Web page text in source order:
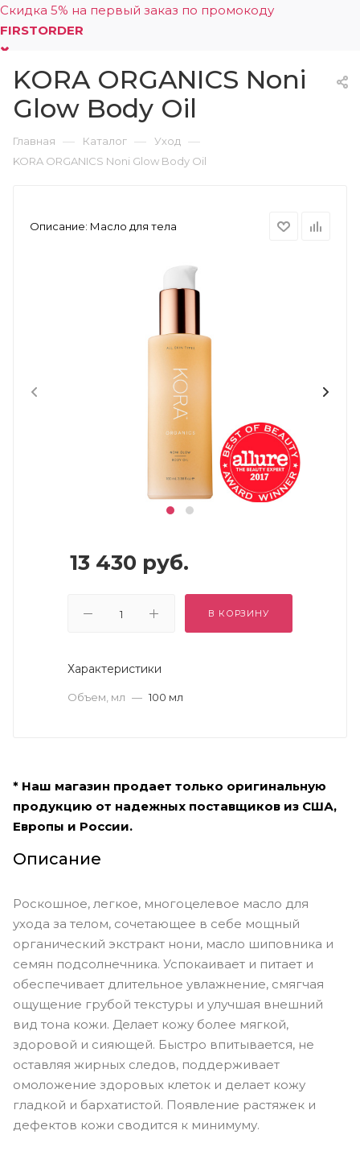
Скидка 5% на первый заказ по промокоду
FIRSTORDER
0
KORA ORGANICS Noni
Glow Body Oil
Главная — Каталог — Уход —
KORA ORGANICS Noni Glow Body Oil
Описание: Масло для тела
13 430 руб.
В КОРЗИНУ
Характеристики
Объем, мл — 100 мл
* Наш магазин продает только оригинальную
продукцию от надежных поставщиков из США,
Европы и России.
Описание
Роскошное, легкое, многоцелевое масло для
ухода за телом, сочетающее в себе мощный
органический экстракт нони, масло шиповника и
семян подсолнечника. Успокаивает и питает и
обеспечивает длительное увлажнение, смягчая
ощущение грубой текстуры и улучшая внешний
вид тона кожи. Делает кожу более мягкой,
здоровой и сияющей. Быстро впитывается, не
оставляя жирных следов, поддерживает
омоложение здоровых клеток и делает кожу
гладкой и бархатистой. Появление растяжек и
дефектов кожи сводится к минимуму.